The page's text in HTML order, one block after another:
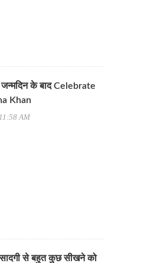
के बाद Celebrate
Khan
AM
सादगी से बहुत कुछ सीखने को